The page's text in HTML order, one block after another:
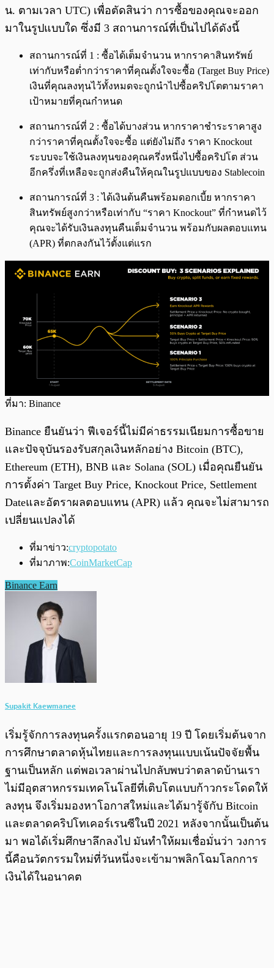
น. ตามเวลา UTC) เพื่อตัดสินว่า การซื้อของคุณจะออก
มาในรูปแบบใด ซึ่งมี 3 สถานการณ์ที่เป็นไปได้ดังนี้
สถานการณ์ที่ 1 : ซื้อได้เต็มจำนวน หากราคาสินทรัพย์
เท่ากับหรือต่ำกว่าราคาที่คุณตั้งใจจะซื้อ (Target Buy Price)
เงินที่คุณลงทุนไว้ทั้งหมดจะถูกนำไปซื้อคริปโตตามราคา
เป้าหมายที่คุณกำหนด
สถานการณ์ที่ 2 : ซื้อได้บางส่วน หากราคาชำระราคาสูง
กว่าราคาที่คุณตั้งใจจะซื้อ แต่ยังไม่ถึง ราคา Knockout
ระบบจะใช้เงินลงทุนของคุณครึ่งหนึ่งไปซื้อคริปโต ส่วน
อีกครึ่งที่เหลือจะถูกส่งคืนให้คุณในรูปแบบของ Stablecoin
สถานการณ์ที่ 3 : ได้เงินต้นคืนพร้อมดอกเบี้ย หากราคา
สินทรัพย์สูงกว่าหรือเท่ากับ “ราคา Knockout” ที่กำหนดไว้
คุณจะได้รับเงินลงทุนคืนเต็มจำนวน พร้อมกับผลตอบแทน
(APR) ที่ตกลงกันไว้ตั้งแต่แรก
ที่มา: Binance
Binance ยืนยันว่า ฟีเจอร์นี้ไม่มีค่าธรรมเนียมการซื้อขาย
และปัจจุบันรองรับสกุลเงินหลักอย่าง Bitcoin (BTC),
Ethereum (ETH), BNB และ Solana (SOL) เมื่อคุณยืนยัน
การตั้งค่า Target Buy Price, Knockout Price, Settlement
Dateและอัตราผลตอบแทน (APR) แล้ว คุณจะไม่สามารถ
เปลี่ยนแปลงได้
ที่มาข่าว:cryptopotato
ที่มาภาพ:CoinMarketCap
Binance Earn
Supakit Kaewmanee
เริ่มรู้จักการลงทุนครั้งแรกตอนอายุ 19 ปี โดยเริ่มต้นจาก
การศึกษาตลาดหุ้นไทยและการลงทุนแบบเน้นปัจจัยพื้น
ฐานเป็นหลัก แต่พอเวลาผ่านไปกลับพบว่าตลาดบ้านเรา
ไม่มีอุตสาหกรรมเทคโนโลยีที่เติบโตแบบก้าวกระโดดให้
ลงทุน จึงเริ่มมองหาโอกาสใหม่และได้มารู้จักับ Bitcoin
และตลาดคริปโทเคอร์เรนซีในปี 2021 หลังจากนั้นเป็นต้น
มา พอได้เริ่มศึกษาลึกลงไป มันทำให้ผมเชื่อมั่นว่า วงการ
นี้คือนวัตกรรมใหม่ที่วันหนึ่งจะเข้ามาพลิกโฉมโลกการ
เงินได้ในอนาคต